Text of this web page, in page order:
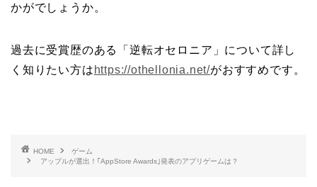
かがでしょうか。
過去に受賞歴のある「逆転オセロニア」について詳し
く知りたい方は https://othellonia.net/がおすすめです。
HOME
ゲーム
アップルが選出！｢AppStore Awards｣発表のアプリゲームは？